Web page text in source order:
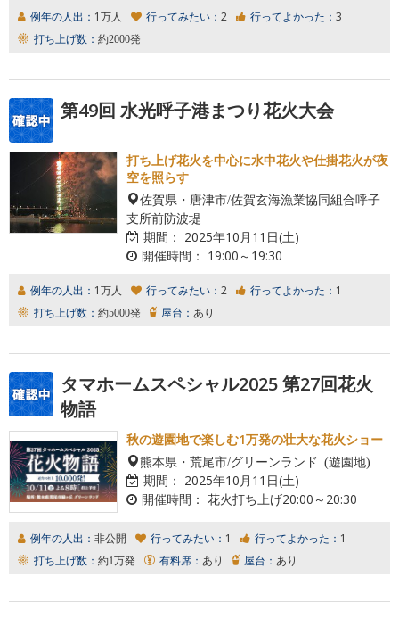
例年の人出： 1万人 行ってみたい： 2 行ってよかった： 3
打ち上げ数： 約2000発
第49回 水光呼子港まつり花火大会
打ち上げ花火を中心に水中花火や仕掛花火が夜
空を照らす
佐賀県・唐津市/佐賀玄海漁業協同組合呼子
支所前防波堤
期間： 2025年10月11日(土)
開催時間： 19:00～19:30
例年の人出： 1万人 行ってみたい： 2 行ってよかった： 1
打ち上げ数： 約5000発 屋台： あり
タマホームスペシャル2025 第27回花火
物語
秋の遊園地で楽しむ1万発の壮大な花火ショー
熊本県・荒尾市/グリーンランド (遊園地)
期間： 2025年10月11日(土)
開催時間： 花火打ち上げ20:00～20:30
例年の人出： 非公開 行ってみたい： 1 行ってよかった： 1
打ち上げ数： 約1万発 有料席： あり 屋台： あり